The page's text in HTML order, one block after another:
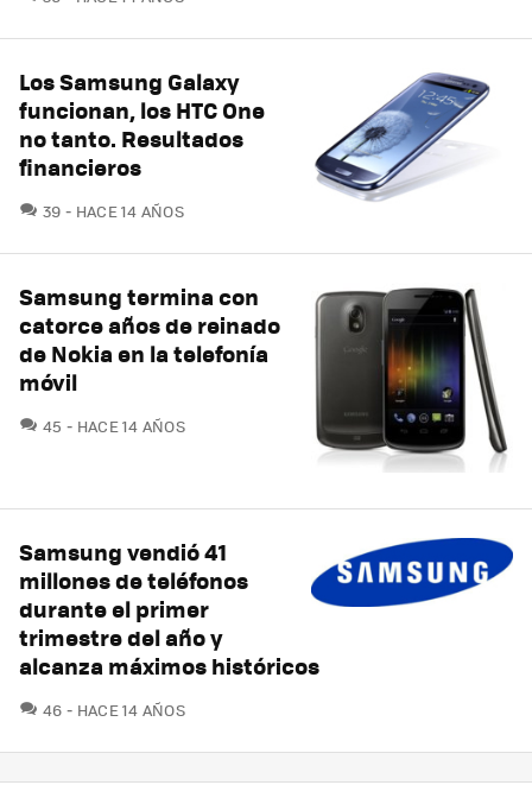
Los Samsung Galaxy
funcionan, los HTC One
no tanto. Resultados
financieros
39 COMENTARIOS
HACE 14 AÑOS
Samsung termina con
catorce años de reinado
de Nokia en la telefonía
móvil
45 COMENTARIOS
HACE 14 AÑOS
Samsung vendió 41
millones de teléfonos
durante el primer
trimestre del año y
alcanza máximos históricos
46 COMENTARIOS
HACE 14 AÑOS